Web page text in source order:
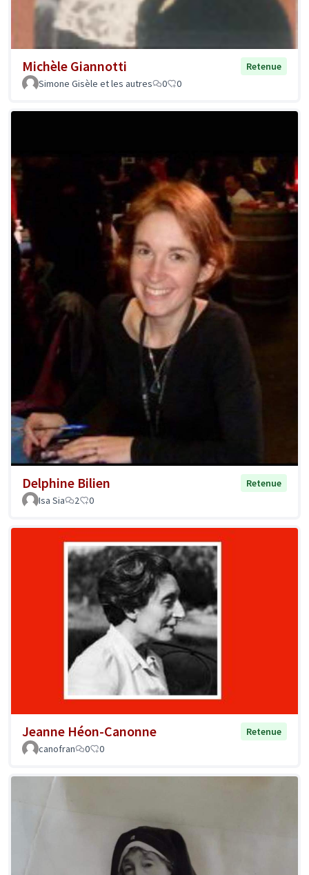
Michèle Giannotti
Retenue
Simone Gisèle et les autres
0 0
Delphine Bilien
Retenue
Isa Sia
2 0
Jeanne Héon-Canonne
Retenue
canofran
0 0